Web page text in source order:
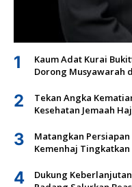
1
Kaum Adat Kurai
Dorong Musyawarah
2
Tekan Angka
Kesehatan Jemaah
3
Matangkan
Kemenhaj
4
Dukung